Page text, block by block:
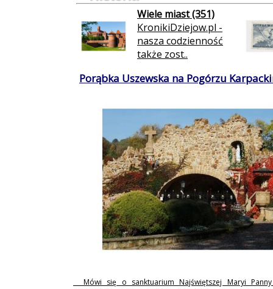
Wiele miast (351)
KronikiDziejow.pl -
nasza codzienność
także zost..
Porąbka Uszewska na Pogórzu
Mówi się o sanktuarium Najświętszej Maryi